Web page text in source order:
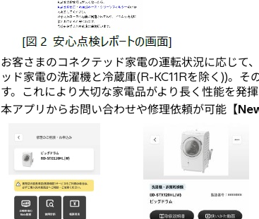
お客さまのコネクテッド家電の運転状況に応じて
ッド家電の洗濯機と冷蔵庫(R-KC11Rを除く))。
す。これにより大切な家電品がより長く性能を発
本アプリからお問い合わせや修理依頼が可能 【